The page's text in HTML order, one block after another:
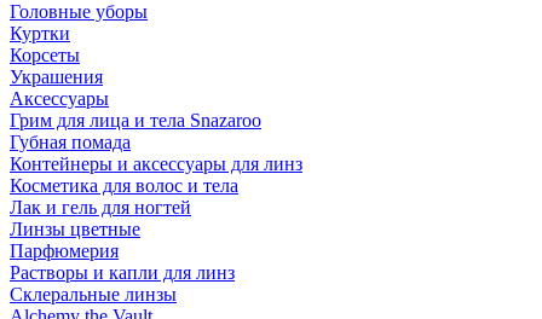
Головные уборы
Куртки
Корсеты
Украшения
Аксессуары
Грим для лица и тела Snazaroo
Губная помада
Контейнеры и аксессуары для линз
Косметика для волос и тела
Лак и гель для ногтей
Линзы цветные
Парфюмерия
Растворы и капли для линз
Склеральные линзы